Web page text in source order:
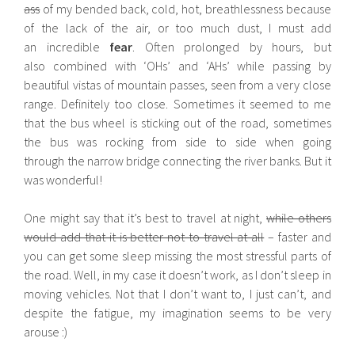
assof my bended back, cold, hot, breathlessness because
of the lack of the air, or too much dust, I must add
an incredible fear. Often prolonged by hours, but
also combined with ‘OHs’ and ‘AHs’ while passing by
beautiful vistas of mountain passes, seen from a very close
range. Definitely too close. Sometimes it seemed to me
that the bus wheel is sticking out of the road, sometimes
the bus was rocking from side to side when going
through the narrow bridge connecting the river banks. But it
was wonderful!
One might say that it’s best to travel at night, while others
would add that it is better not to travel at all– faster and
you can get some sleep missing the most stressful parts of
the road. Well, in my case it doesn’t work, as I don’t sleep in
moving vehicles. Not that I don’t want to, I just can’t, and
despite the fatigue, my imagination seems to be very
arouse :)